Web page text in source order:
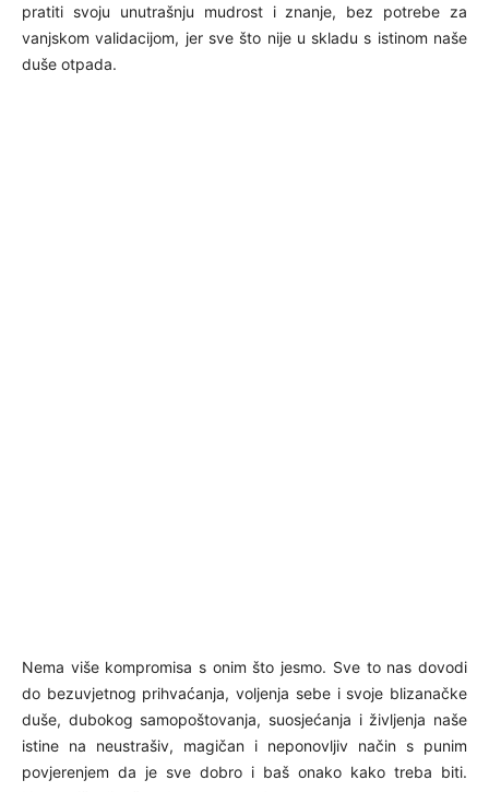
pratiti svoju unutrašnju mudrost i znanje, bez potrebe za
vanjskom validacijom, jer sve što nije u skladu s istinom naše
duše otpada.
Nema više kompromisa s onim što jesmo. Sve to nas dovodi
do bezuvjetnog prihvaćanja, voljenja sebe i svoje blizanačke
duše, dubokog samopoštovanja, suosjećanja i življenja naše
istine na neustrašiv, magičan i neponovljiv način s punim
povjerenjem da je sve dobro i baš onako kako treba biti.